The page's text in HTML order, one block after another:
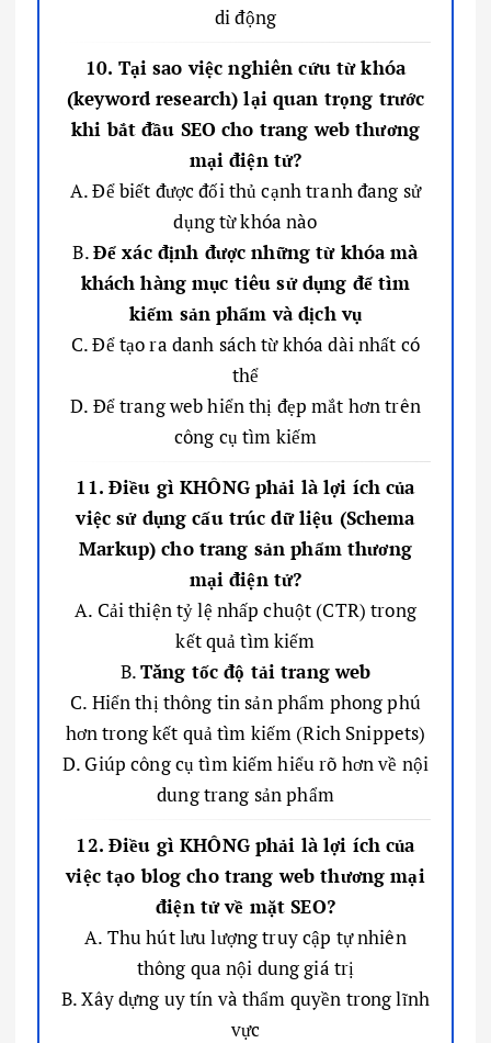
di động
10. Tại sao việc nghiên cứu từ khóa
(keyword research) lại quan trọng trước
khi bắt đầu SEO cho trang web thương
mại điện tử?
A. Để biết được đối thủ cạnh tranh đang sử
dụng từ khóa nào
B.Để xác định được những từ khóa mà
khách hàng mục tiêu sử dụng để tìm
kiếm sản phẩm và dịch vụ
C. Để tạo ra danh sách từ khóa dài nhất có
thể
D. Để trang web hiển thị đẹp mắt hơn trên
công cụ tìm kiếm
11. Điều gì KHÔNG phải là lợi ích của
việc sử dụng cấu trúc dữ liệu (Schema
Markup) cho trang sản phẩm thương
mại điện tử?
A. Cải thiện tỷ lệ nhấp chuột (CTR) trong
kết quả tìm kiếm
B.Tăng tốc độ tải trang web
C. Hiển thị thông tin sản phẩm phong phú
hơn trong kết quả tìm kiếm (Rich Snippets)
D. Giúp công cụ tìm kiếm hiểu rõ hơn về nội
dung trang sản phẩm
12. Điều gì KHÔNG phải là lợi ích của
việc tạo blog cho trang web thương mại
điện tử về mặt SEO?
A. Thu hút lưu lượng truy cập tự nhiên
thông qua nội dung giá trị
B. Xây dựng uy tín và thẩm quyền trong lĩnh
vực